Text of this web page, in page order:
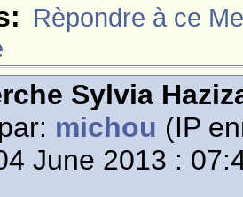
Rèpondre à ce
Sylvia
michou (IP
June 2013 :